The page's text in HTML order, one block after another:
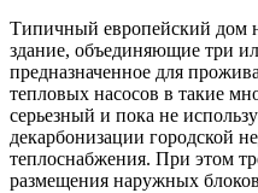
Типичный европейский дом
здание, объединяющие три
предназначенное для
тепловых насосов в такие
серьезный и пока не
декарбонизации городской
теплоснабжения. При этом
размещения наружных